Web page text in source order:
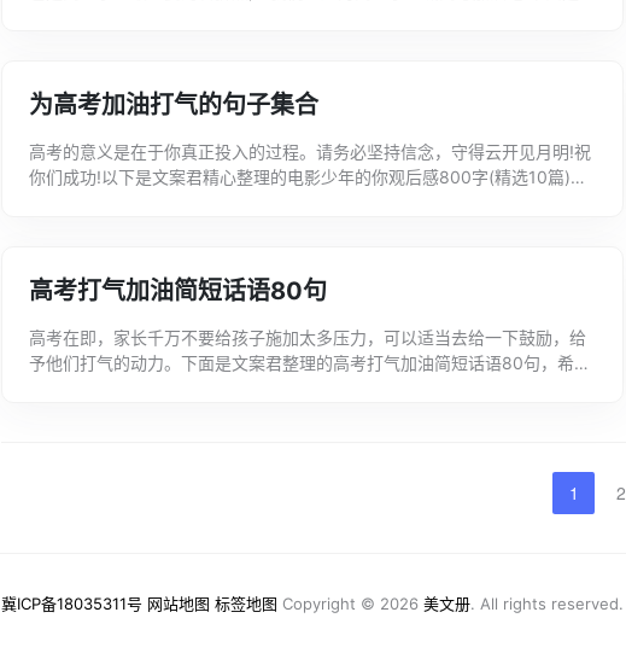
为高考加油打气的句子集合
高考的意义是在于你真正投入的过程。请务必坚持信念，守得云开见月明!祝
你们成功!以下是文案君精心整理的电影少年的你观后感800字(精选10篇)，
高考打气加油简短话语80句
高考在即，家长千万不要给孩子施加太多压力，可以适当去给一下鼓励，给
予他们打气的动力。下面是文案君整理的高考打气加油简短话语80句，希望
1 2
冀ICP备18035311号 网站地图 标签地图 Copyright © 2026 美文册. All rights reserved.